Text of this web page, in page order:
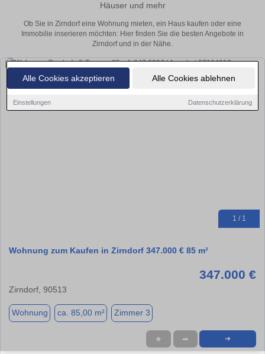
Alle Cookies akzeptieren Alle Cookies ablehnen
Einstellungen Datenschutzerklärung
Häuser und mehr
Ob Sie in Zirndorf eine Wohnung mieten, ein Haus kaufen oder eine
Immobilie inserieren möchten: Hier finden Sie die besten Angebote in
Zirndorf und in der Nähe.
1 / 1
Wohnung zum Kaufen in Zirndorf 347.000 € 85 m²
347.000 €
Zirndorf, 90513
Wohnung ca. 85,00 m² Zimmer 3
★ ➦ ➜